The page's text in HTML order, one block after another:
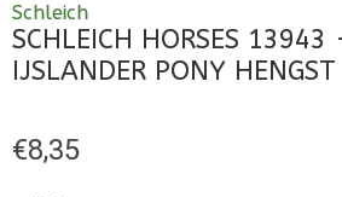
Schleich
SCHLEICH HORSES 13943
IJSLANDER PONY HENGST
€8,35